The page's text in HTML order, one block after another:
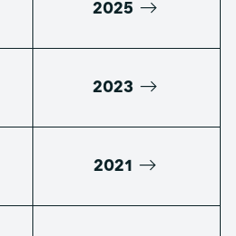
2025
2023
2021